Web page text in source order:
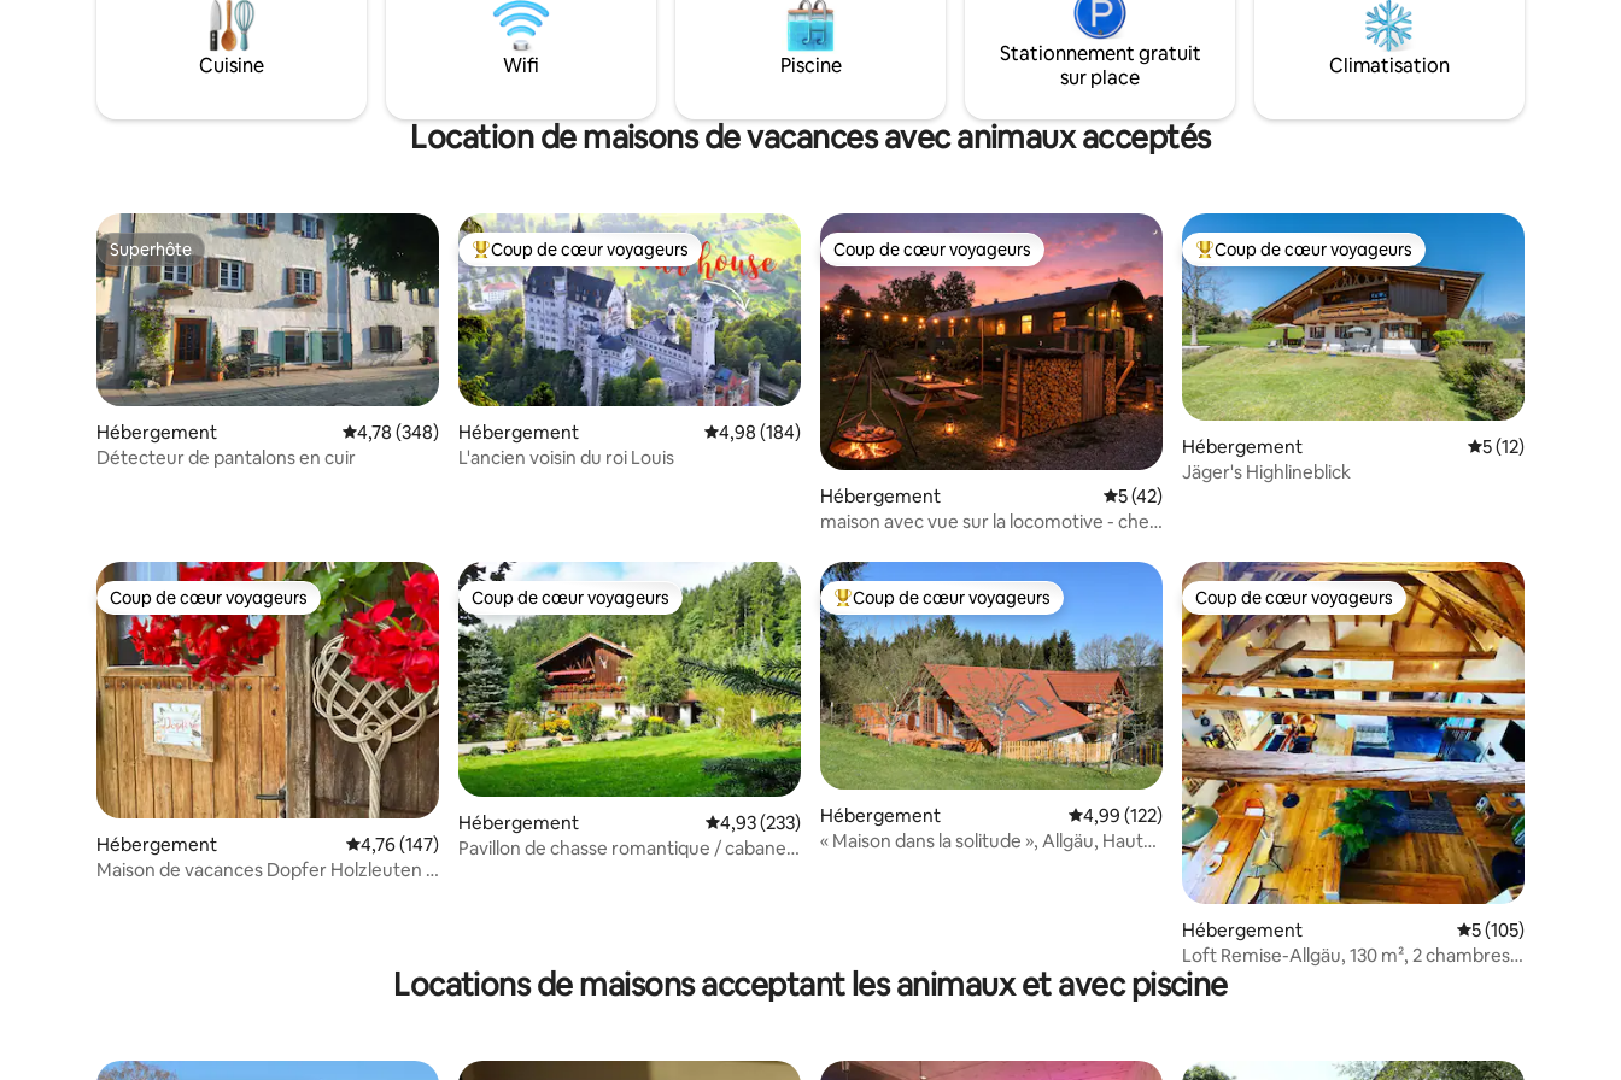
la terrasse, vous avez une vue sur un
habitat faune-flore. Dans un rayon de
quelques kilomètres, vous trouverez des
sentiers de randonnée, des lacs et des
Cuisine Wifi Piscine
Stationnement gratuit
sur place
Climatisation
Location de maisons de vacances avec animaux acceptés
Superhôte
Superhôte
Hébergement Évaluation moyenne sur la base de 348 commentaires : 4,78 sur 5
4,78 (348)
Détecteur de pantalons en cuir
Coups de cœur voyageurs les plus appréciés
Coup de cœur voyageurs
Hébergement Évaluation moyenne sur la base de 184 commentaires : 4,98 sur 5
4,98 (184)
L'ancien voisin du roi Louis
Coup de cœur voyageurs
Coup de cœur voyageurs
Hébergement Évaluation moyenne sur la base de 42 commentaires : 5 sur 5
5 (42)
maison avec vue sur la locomotive - chez
Coups de cœur voyageurs les plus appréciés
Coup de cœur voyageurs
Hébergement Évaluation
5 (12)
Jäger's Highlineblick
Coup de cœur voyageurs
Coup de cœur voyageurs
Hébergement Évaluation moyenne sur la base de 147 commentaires : 4,76 sur 5
4,76 (147)
Maison de vacances Dopfer Holzleuten -
Coup de cœur voyageurs
Coup de cœur voyageurs
Hébergement Évaluation moyenne sur la base de 233 commentaires : 4,93 sur 5
4,93 (233)
Pavillon de chasse romantique / cabane
Coups de cœur voyageurs les plus appréciés
Coup de cœur voyageurs
Hébergement Évaluation moyenne sur la base de 122 commentaires : 4,99 sur 5
4,99 (122)
« Maison dans la solitude », Allgäu, Haute-
Coup de cœur voyageurs
Coup de cœur voyageurs
Hébergement Évaluation
5 (105)
Loft Remise-Allgäu, 130 m², 2 chambres
et sauna
Locations de maisons acceptant les animaux et avec piscine